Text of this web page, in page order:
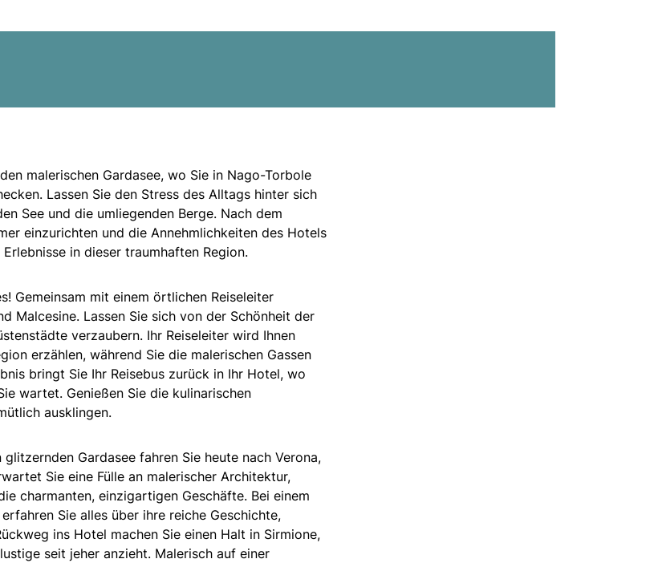
malerischen Gardasee, wo Sie in Nago-Torbole
Lassen Sie den Stress des Alltags hinter sich
See und die umliegenden Berge. Nach dem
einzurichten und die Annehmlichkeiten des Hotels
in dieser traumhaften Region.
Gemeinsam mit einem örtlichen Reiseleiter
Malcesine. Lassen Sie sich von der Schönheit der
verzaubern. Ihr Reiseleiter wird Ihnen
erzählen, während Sie die malerischen Gassen
bringt Sie Ihr Reisebus zurück in Ihr Hotel, wo
wartet. Genießen Sie die kulinarischen
ausklingen.
Gardasee fahren Sie heute nach Verona,
Sie eine Fülle an malerischer Architektur,
charmanten, einzigartigen Geschäfte. Bei einem
Sie alles über ihre reiche Geschichte,
ins Hotel machen Sie einen Halt in Sirmione,
seit jeher anzieht. Malerisch auf einer